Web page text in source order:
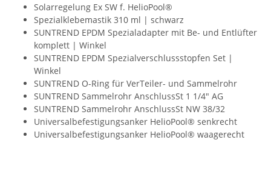
Solarregelung Ex SW f. HelioPool®
Spezialklebemastik 310 ml | schwarz
SUNTREND EPDM Spezialadapter mit Be- und Entlüfter
komplett | Winkel
SUNTREND EPDM Spezialverschlussstopfen Set |
Winkel
SUNTREND O-Ring für VerTeiler- und Sammelrohr
SUNTREND Sammelrohr AnschlussSt 1 1/4" AG
SUNTREND Sammelrohr AnschlussSt NW 38/32
Universalbefestigungsanker HelioPool® senkrecht
Universalbefestigungsanker HelioPool® waagerecht